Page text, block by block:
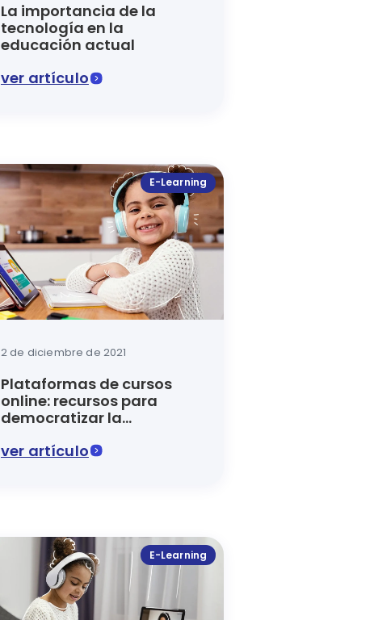
La importancia de la
tecnología en la
educación actual
ver artículo
E-Learning
2 de diciembre de 2021
Plataformas de cursos
online: recursos para
democratizar la
ver artículo
E-Learning